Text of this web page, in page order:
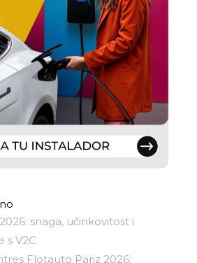
snaga, učinkovitost i
s V2C
Flotauto Pariz 2026: